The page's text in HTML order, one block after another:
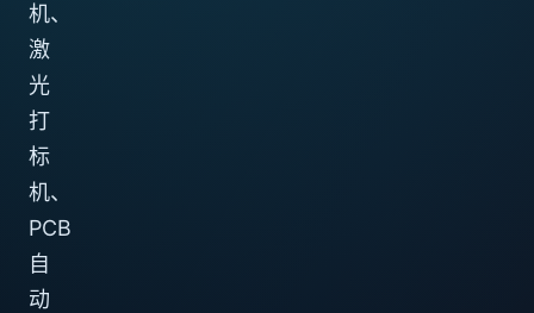
机、
激
光
打
标
机、
PCB
自
动